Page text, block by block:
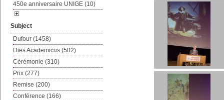
450e anniversaire UNIGE (10)
Subject
Dufour (1458)
Dies Academicus (502)
Cérémonie (310)
Prix (277)
Remise (200)
Conférence (166)